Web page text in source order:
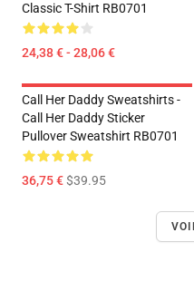
Classic T-Shirt RB0701
24,38 € - 28,06 €
Call Her Daddy Sweatshirts -
Call Her Daddy Sticker
Pullover Sweatshirt RB0701
36,75 €$39.95